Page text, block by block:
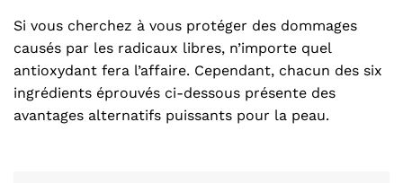
Si vous cherchez à vous protéger des dommages
causés par les radicaux libres, n’importe quel
antioxydant fera l’affaire. Cependant, chacun des six
ingrédients éprouvés ci-dessous présente des
avantages alternatifs puissants pour la peau.